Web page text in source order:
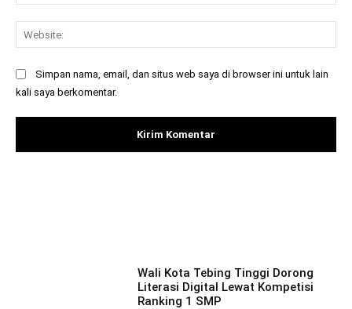
Simpan nama, email, dan situs web saya di browser ini untuk lain
kali saya berkomentar.
Wali Kota Tebing Tinggi Dorong
Literasi Digital Lewat Kompetisi
Ranking 1 SMP